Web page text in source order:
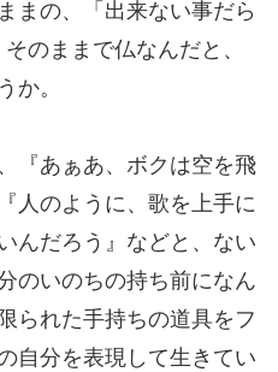
まの、「出来ない事だら
のままで仏なんだと、
か。
『あぁあ、ボクは空を飛
人のように、歌を上手に
んだろう』などと、ない
のいのちの持ち前になん
られた手持ちの道具をフ
自分を表現して生きてい